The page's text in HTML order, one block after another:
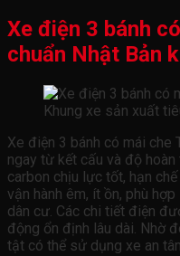
Xe điện 3 bánh
chuẩn Nhật Bản
Khung xe sản xuất
Xe điện 3 bánh có mái che
ngay từ kết cấu và độ
carbon chịu lực tốt, hạn
vận hành êm, ít ồn, phù
dân cư. Các chi tiết điện
động ổn định lâu dài. Nhờ
tật có thể sử dụng xe an